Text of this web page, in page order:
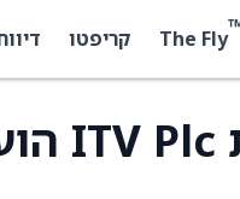
The Fly קריפטו